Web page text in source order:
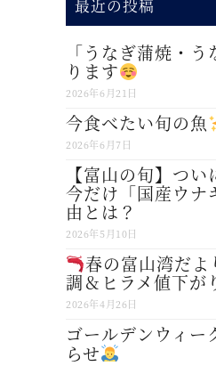
最近の投稿
「うなぎ蒲焼・
ります
2026年6月21日
今食べたい旬の魚
2026年6月7日
【富山の旬】つい
今だけ「国産ウナ
由とは？
2026年5月10日
春の富山湾だよ
調＆ヒラメ値下が
2026年4月26日
ゴールデンウィー
らせ